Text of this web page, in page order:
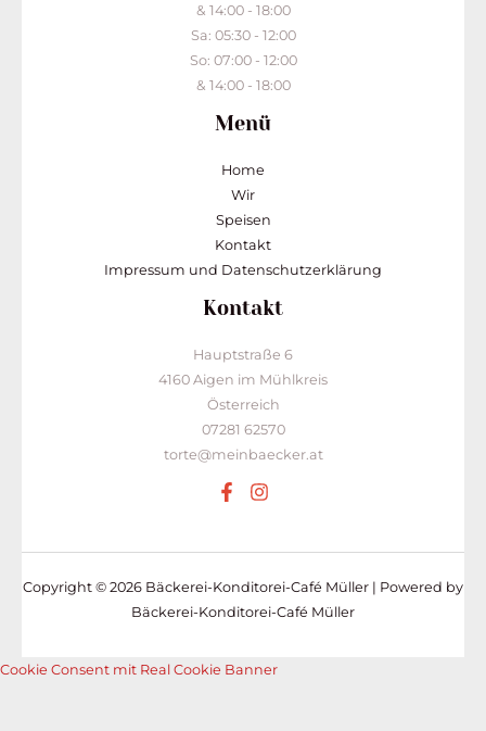
& 14:00 - 18:00
Sa: 05:30 - 12:00
So: 07:00 - 12:00
& 14:00 - 18:00
Menü
Home
Wir
Speisen
Kontakt
Impressum und Datenschutzerklärung
Kontakt
Hauptstraße 6
4160 Aigen im Mühlkreis
Österreich
07281 62570
torte@meinbaecker.at
Copyright © 2026 Bäckerei-Konditorei-Café Müller | Powered by
Bäckerei-Konditorei-Café Müller
Cookie Consent mit Real Cookie Banner